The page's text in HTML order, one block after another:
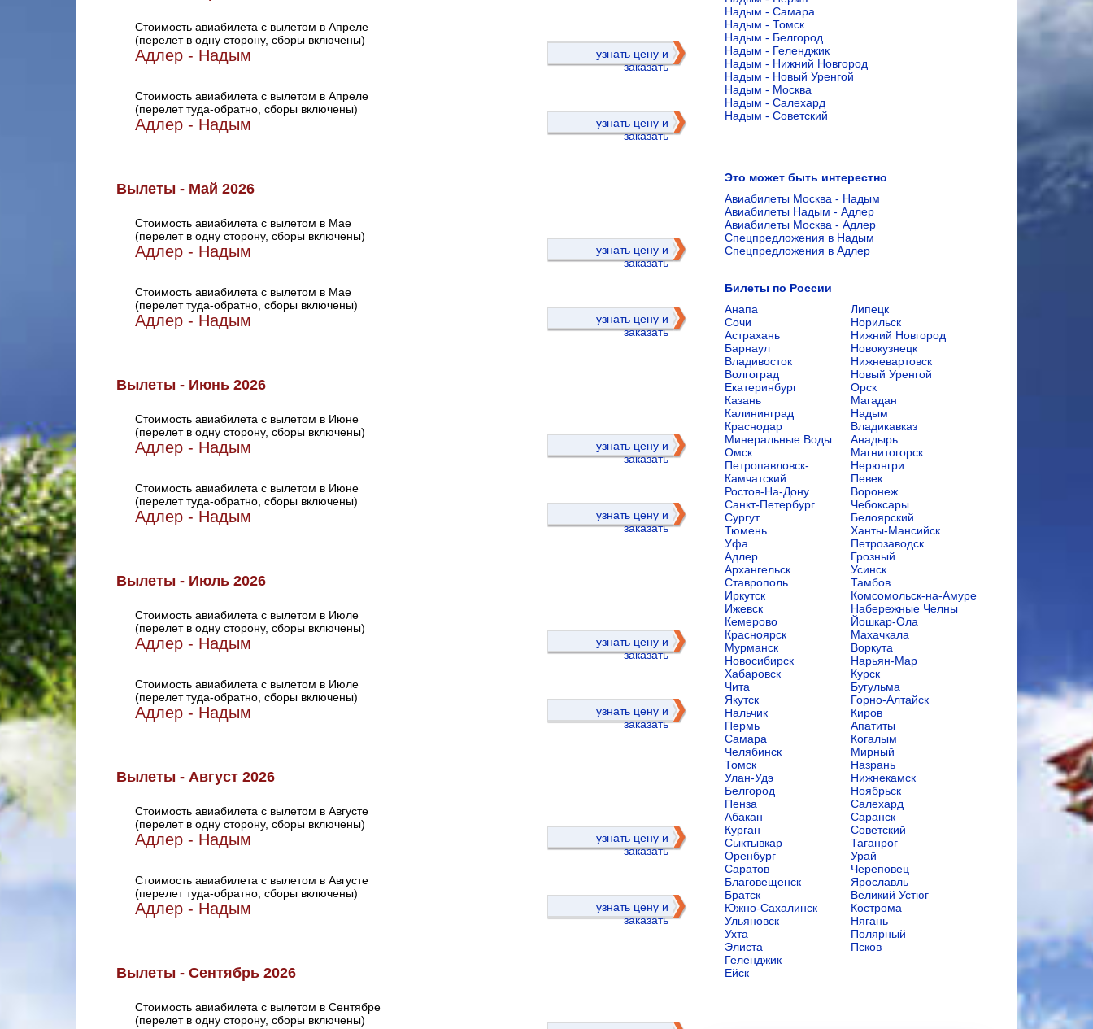
Стоимость авиабилета с вылетом в Апреле
(перелет в одну сторону, сборы включены)
Адлер - Надым
узнать цену и
заказать
Стоимость авиабилета с вылетом в Апреле
(перелет туда-обратно, сборы включены)
Адлер - Надым
узнать цену и
заказать
Вылеты - Май 2026
Стоимость авиабилета с вылетом в Мае
(перелет в одну сторону, сборы включены)
Адлер - Надым
узнать цену и
заказать
Стоимость авиабилета с вылетом в Мае
(перелет туда-обратно, сборы включены)
Адлер - Надым
узнать цену и
заказать
Вылеты - Июнь 2026
Стоимость авиабилета с вылетом в Июне
(перелет в одну сторону, сборы включены)
Адлер - Надым
узнать цену и
заказать
Стоимость авиабилета с вылетом в Июне
(перелет туда-обратно, сборы включены)
Адлер - Надым
узнать цену и
заказать
Вылеты - Июль 2026
Стоимость авиабилета с вылетом в Июле
(перелет в одну сторону, сборы включены)
Адлер - Надым
узнать цену и
заказать
Стоимость авиабилета с вылетом в Июле
(перелет туда-обратно, сборы включены)
Адлер - Надым
узнать цену и
заказать
Вылеты - Август 2026
Стоимость авиабилета с вылетом в Августе
(перелет в одну сторону, сборы включены)
Адлер - Надым
узнать цену и
заказать
Стоимость авиабилета с вылетом в Августе
(перелет туда-обратно, сборы включены)
Адлер - Надым
узнать цену и
заказать
Вылеты - Сентябрь 2026
Стоимость авиабилета с вылетом в Сентябре
(перелет в одну сторону, сборы включены)
Надым - Самара
Надым - Томск
Надым - Белгород
Надым - Геленджик
Надым - Нижний Новгород
Надым - Новый Уренгой
Надым - Москва
Надым - Салехард
Надым - Советский
Это может быть интерестно
Авиабилеты Москва - Надым
Авиабилеты Надым - Адлер
Авиабилеты Москва - Адлер
Спецпредложения в Надым
Спецпредложения в Адлер
Билеты по России
Анапа
Сочи
Астрахань
Барнаул
Владивосток
Волгоград
Екатеринбург
Казань
Калининград
Краснодар
Минеральные Воды
Омск
Петропавловск-
Камчатский
Ростов-На-Дону
Санкт-Петербург
Сургут
Тюмень
Уфа
Адлер
Архангельск
Ставрополь
Иркутск
Ижевск
Кемерово
Красноярск
Мурманск
Новосибирск
Хабаровск
Чита
Якутск
Нальчик
Пермь
Самара
Челябинск
Томск
Улан-Удэ
Белгород
Пенза
Абакан
Курган
Сыктывкар
Оренбург
Саратов
Благовещенск
Братск
Южно-Сахалинск
Ульяновск
Ухта
Элиста
Геленджик
Ейск
Липецк
Норильск
Нижний Новгород
Новокузнецк
Нижневартовск
Новый Уренгой
Орск
Магадан
Надым
Владикавказ
Анадырь
Магнитогорск
Нерюнгри
Певек
Воронеж
Чебоксары
Белоярский
Ханты-Мансийск
Петрозаводск
Грозный
Усинск
Тамбов
Комсомольск-на-Амуре
Набережные Челны
Йошкар-Ола
Махачкала
Воркута
Нарьян-Мар
Курск
Бугульма
Горно-Алтайск
Киров
Апатиты
Когалым
Мирный
Назрань
Нижнекамск
Ноябрьск
Салехард
Саранск
Советский
Таганрог
Урай
Череповец
Ярославль
Великий Устюг
Кострома
Нягань
Полярный
Псков